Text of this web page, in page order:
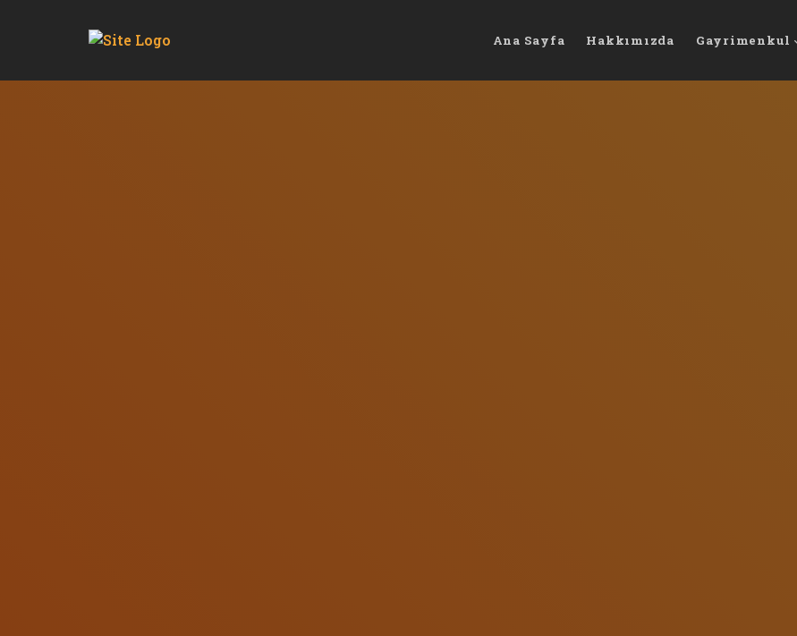
Ana Sayfa Hakkımızda Gayrimenkul